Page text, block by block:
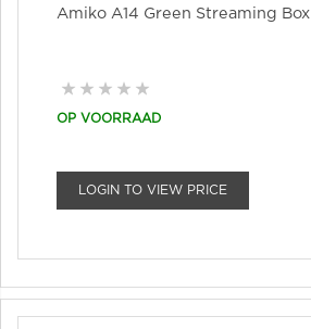
Amiko A14 Green Streaming
OP VOORRAAD
LOGIN TO VIEW PRICE